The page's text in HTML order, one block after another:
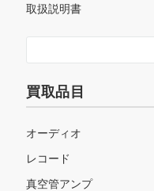
取扱説明書
買取品目
オーディオ
レコード
真空管アンプ